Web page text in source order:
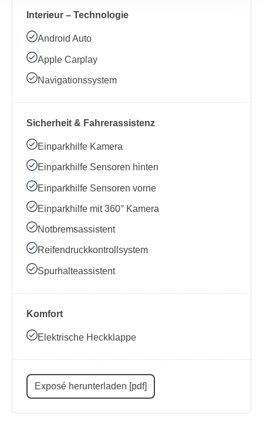
Interieur – Technologie
Android Auto
Apple Carplay
Navigationssystem
Sicherheit & Fahrerassistenz
Einparkhilfe Kamera
Einparkhilfe Sensoren hinten
Einparkhilfe Sensoren vorne
Einparkhilfe mit 360° Kamera
Notbremsassistent
Reifendruckkontrollsystem
Spurhalteassistent
Komfort
Elektrische Heckklappe
Exposé herunterladen [pdf]